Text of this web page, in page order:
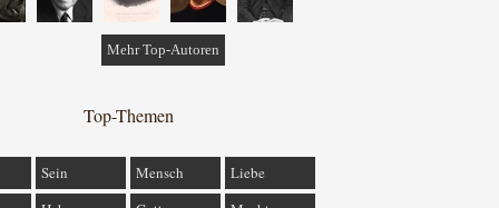
Mehr Top-Autoren
Top-Themen
Sein Mensch
Liebe